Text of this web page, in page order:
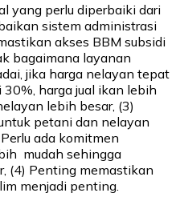
yang perlu diperbaiki dari
sistem administrasi
akses BBM subsidi
bagaimana layanan
jika harga nelayan tepat
harga jual ikan lebih
lebih besar, (3)
petani dan nelayan
ada komitmen
mudah sehingga
(4) Penting memastikan
menjadi penting.